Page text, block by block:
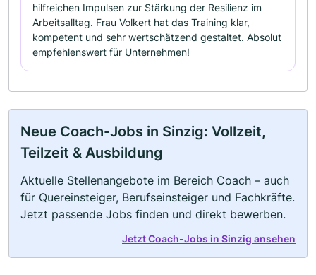
hilfreichen Impulsen zur Stärkung der Resilienz im
Arbeitsalltag. Frau Volkert hat das Training klar,
kompetent und sehr wertschätzend gestaltet. Absolut
empfehlenswert für Unternehmen!
Neue Coach-Jobs in Sinzig: Vollzeit,
Teilzeit & Ausbildung
Aktuelle Stellenangebote im Bereich Coach – auch
für Quereinsteiger, Berufseinsteiger und Fachkräfte.
Jetzt passende Jobs finden und direkt bewerben.
Jetzt Coach-Jobs in Sinzig ansehen